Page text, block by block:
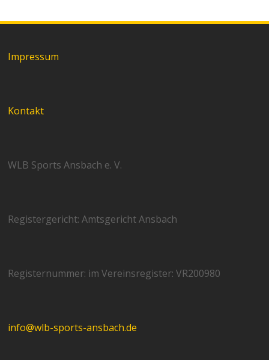
Impressum
Kontakt
WLB Sports Ansbach e. V.
Registergericht: Amtsgericht Ansbach
Registernummer: im Vereinsregister: VR200980
info@wlb-sports-ansbach.de